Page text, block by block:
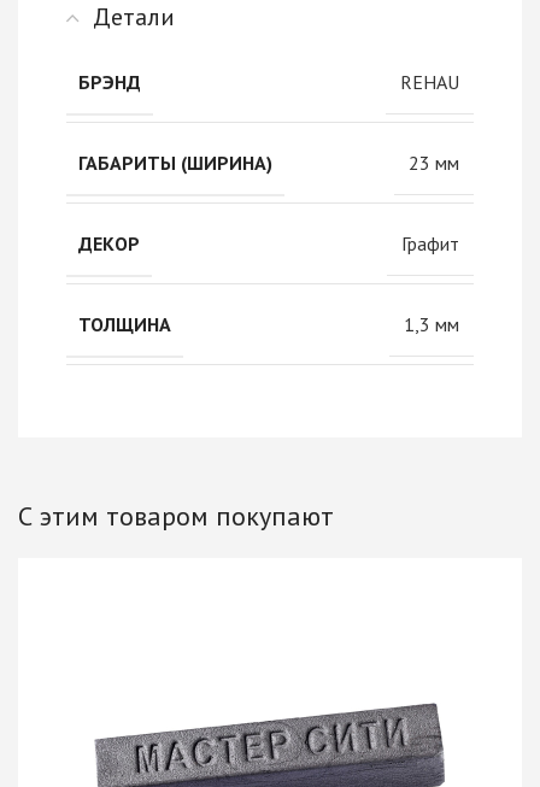
Детали
БРЭНД REHAU
ГАБАРИТЫ (ШИРИНА) 23 мм
ДЕКОР Графит
ТОЛЩИНА 1,3 мм
С этим товаром покупают